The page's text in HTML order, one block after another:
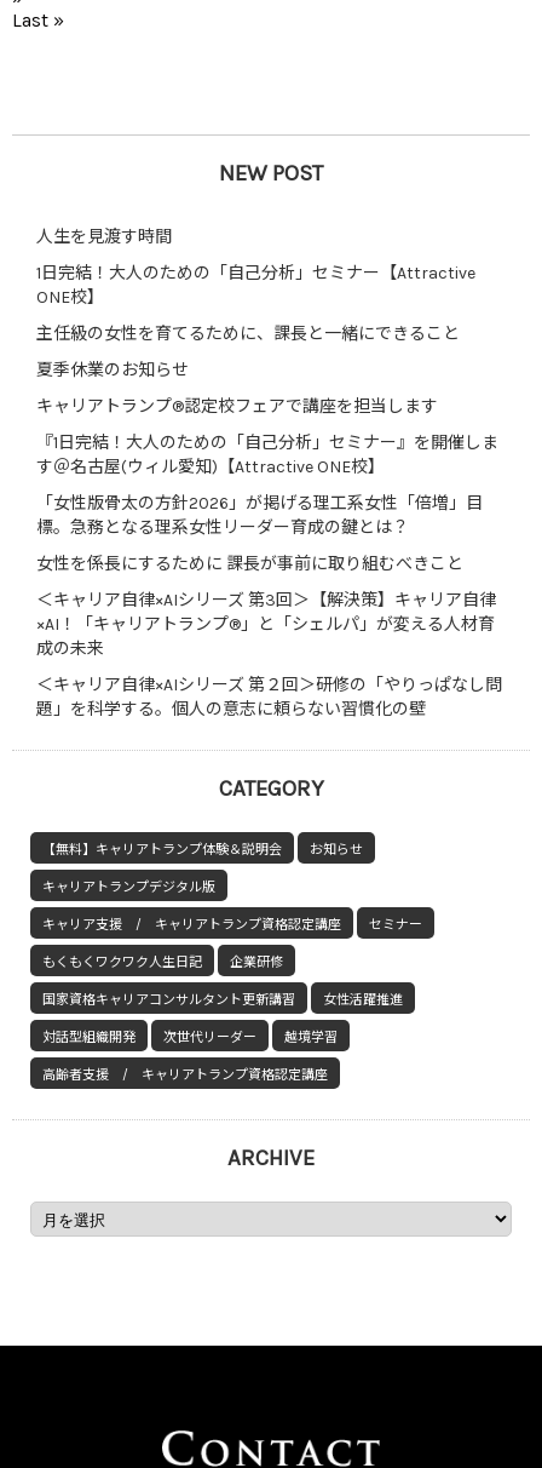
Last »
NEW POST
人生を見渡す時間
1日完結！大人のための「自己分析」セミナー【Attractive
ONE校】
主任級の女性を育てるために、課長と一緒にできること
夏季休業のお知らせ
キャリアトランプ®認定校フェアで講座を担当します
『1日完結！大人のための「自己分析」セミナー』を開催しま
す＠名古屋(ウィル愛知)【Attractive ONE校】
「女性版骨太の方針2026」が掲げる理工系女性「倍増」目
標。急務となる理系女性リーダー育成の鍵とは？
女性を係長にするために 課長が事前に取り組むべきこと
＜キャリア自律×AIシリーズ 第3回＞【解決策】キャリア自律
×AI！「キャリアトランプ®」と「シェルパ」が変える人材育
成の未来
＜キャリア自律×AIシリーズ 第２回＞研修の「やりっぱなし問
題」を科学する。個人の意志に頼らない習慣化の壁
CATEGORY
【無料】キャリアトランプ体験＆説明会 お知らせ
キャリアトランプデジタル版
キャリア支援 / キャリアトランプ資格認定講座 セミナー
もくもくワクワク人生日記 企業研修
国家資格キャリアコンサルタント更新講習 女性活躍推進
対話型組織開発 次世代リーダー 越境学習
高齢者支援 / キャリアトランプ資格認定講座
ARCHIVE